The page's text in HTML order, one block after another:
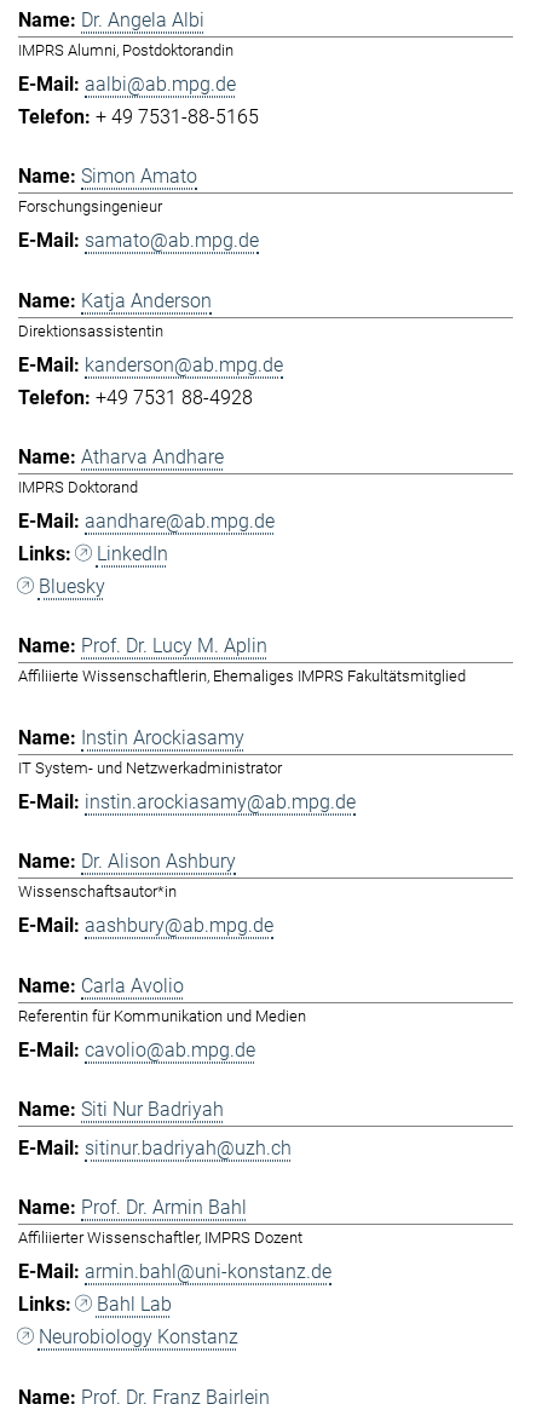
Dr. Angela Albi
IMPRS Alumni, Postdoktorandin
aalbi@ab.mpg.de
+ 49 7531-88-5165
Simon Amato
Forschungsingenieur
samato@ab.mpg.de
Katja Anderson
Direktionsassistentin
kanderson@ab.mpg.de
+49 7531 88-4928
Atharva Andhare
IMPRS Doktorand
aandhare@ab.mpg.de
LinkedIn
Bluesky
Prof. Dr. Lucy M. Aplin
Affiliierte Wissenschaftlerin, Ehemaliges IMPRS Fakultätsmitglied
Instin Arockiasamy
IT System- und Netzwerkadministrator
instin.arockiasamy@ab.mpg.de
Dr. Alison Ashbury
Wissenschaftsautor*in
aashbury@ab.mpg.de
Carla Avolio
Referentin für Kommunikation und Medien
cavolio@ab.mpg.de
Siti Nur Badriyah
sitinur.badriyah@uzh.ch
Prof. Dr. Armin Bahl
Affiliierter Wissenschaftler, IMPRS Dozent
armin.bahl@uni-konstanz.de
Bahl Lab
Neurobiology Konstanz
Prof. Dr. Franz Bairlein